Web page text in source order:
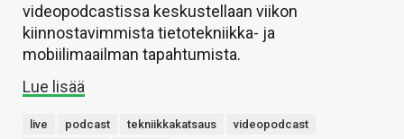
videopodcastissa keskustellaan viikon
kiinnostavimmista tietotekniikka- ja
mobiilimaailman tapahtumista.
Lue lisää
live podcast tekniikkakatsaus
videopodcast